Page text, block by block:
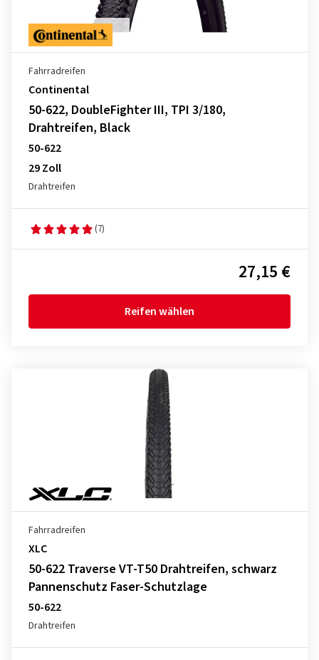
Fahrradreifen
Continental
50-622, DoubleFighter III, TPI 3/180,
Drahtreifen, Black
50-622
29 Zoll
Drahtreifen
(7)
27,15 €
Reifen wählen
Fahrradreifen
XLC
50-622 Traverse VT-T50 Drahtreifen, schwarz
Pannenschutz Faser-Schutzlage
50-622
Drahtreifen